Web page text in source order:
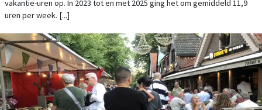
28 juli 2026, 10:51 uur| uitgaan